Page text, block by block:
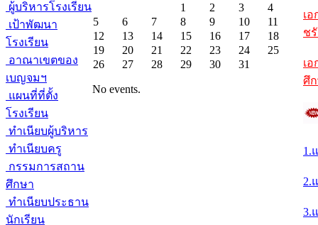
ผู้บริหารโรงเรียน
เป้าพัฒนา
โรงเรียน
อาณาเขตของ
เบญจมฯ
แผนที่ที่ตั้ง
โรงเรียน
ทำเนียบผู้บริหาร
ทำเนียบครู
กรรมการสถาน
ศึกษา
ทำเนียบประธาน
นักเรียน
1
2 3
4
5
6 7 8 9 10
11
12
13 14 15 16 17
18
19
20 21 22 23 24
25
26
27 28 29 30 31
No events.
เ
ช
เ
ศึ
1.
2.
3.